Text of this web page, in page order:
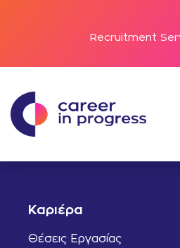
Recruitment
Καριέρα
Θέσεις Εργασίας